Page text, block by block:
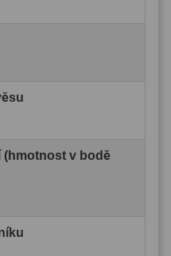
(hmotnost v bodě